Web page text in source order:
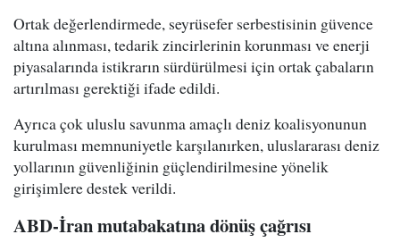
Ortak değerlendirmede, seyrüsefer serbestisinin güvence
altına alınması, tedarik zincirlerinin korunması ve enerji
piyasalarında istikrarın sürdürülmesi için ortak çabaların
artırılması gerektiği ifade edildi.
Ayrıca çok uluslu savunma amaçlı deniz koalisyonunun
kurulması memnuniyetle karşılanırken, uluslararası deniz
yollarının güvenliğinin güçlendirilmesine yönelik
girişimlere destek verildi.
ABD-İran mutabakatına dönüş çağrısı